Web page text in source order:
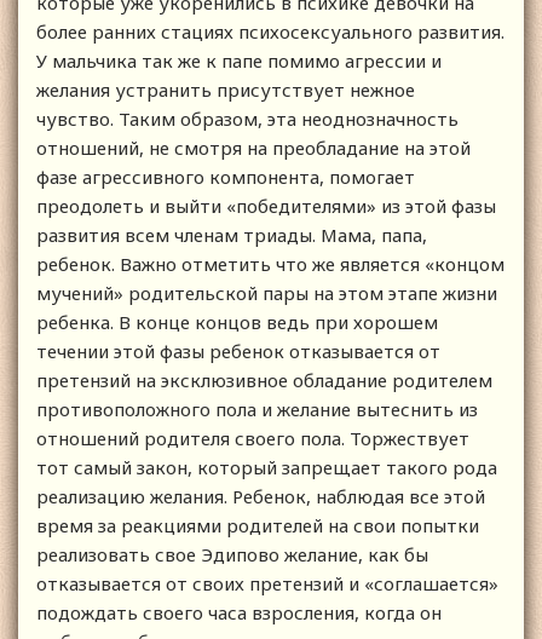
более ранних стациях психосексуального развития.
У мальчика так же к папе помимо агрессии и
желания устранить присутствует нежное
чувство. Таким образом, эта неоднозначность
отношений, не смотря на преобладание на этой
фазе агрессивного компонента, помогает
преодолеть и выйти «победителями» из этой фазы
развития всем членам триады. Мама, папа,
ребенок. Важно отметить что же является «концом
мучений» родительской пары на этом этапе жизни
ребенка. В конце концов ведь при хорошем
течении этой фазы ребенок отказывается от
претензий на эксклюзивное обладание родителем
противоположного пола и желание вытеснить из
отношений родителя своего пола. Торжествует
тот самый закон, который запрещает такого рода
реализацию желания. Ребенок, наблюдая все этой
время за реакциями родителей на свои попытки
реализовать свое Эдипово желание, как бы
отказывается от своих претензий и «соглашается»
подождать своего часа взросления, когда он